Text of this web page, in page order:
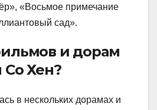
«Восьмое примечание
сад».
и дорам
Со Хен?
в нескольких дорамах и